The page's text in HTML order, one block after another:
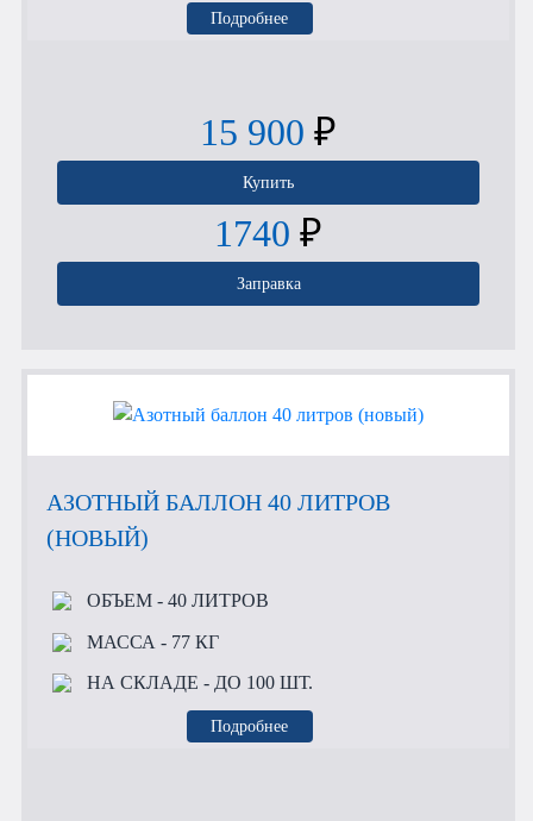
Подробнее
15 900 ₽
Купить
1740 ₽
Заправка
АЗОТНЫЙ БАЛЛОН 40 ЛИТРОВ
(НОВЫЙ)
ОБЪЕМ- 40 ЛИТРОВ
МАССА - 77 КГ
НА СКЛАДЕ - ДО 100 ШТ.
Подробнее